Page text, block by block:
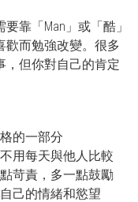
靠「Man」或「酷」
歡而勉強改變。很多
，但你對自己的肯定
的一部分
用每天與他人比較
苛責，多一點鼓勵
己的情緒和慾望